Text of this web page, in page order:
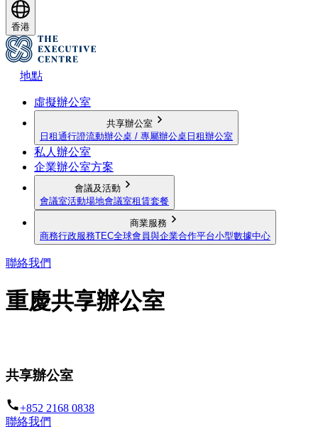
香港
地點
虛擬辦公室
共享辦公室
日租通行證流動辦公桌 / 專屬辦公桌 日租辦公室
私人辦公室
企業辦公室方案
會議及活動
會議室活動場地會議室租賃套餐
商業服務
商務行政服務TEC全球會員與企業合作平台小型數據中心
聯絡我們
重慶共享辦公室
共享辦公室
+852 2168 0838
聯絡我們